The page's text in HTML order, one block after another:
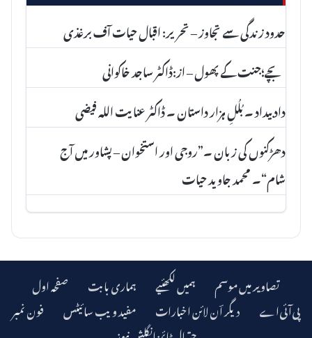
حدود زندگی سے تجاوز – تحریر: اقبال حیات آف برغذی
بچے؛جنت کے پھول – از:ڈاکٹر ساجد خاکوانی
داد بیداد ۔ بُلُلِ ہزار داستان ۔ ڈاکٹر عنا یت اللہ فیضی
دھڑکنوں کی زبان ۔”روجی اور استخوان – پشاور میں آج
شام“۔ محمد جاوید حیات
صفحہ اول ہماری بابت ہمیں لکھئیے
تصاویر میں موسم
فون نمبر
مفید ویب سائیٹس دیگر اؔن لائن اخبارات